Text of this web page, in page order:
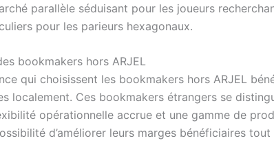
parallèle séduisant pour les joueurs
pour les parieurs hexagonaux.
bookmakers hors ARJEL
qui choisissent les bookmakers hors ARJEL
localement. Ces bookmakers étrangers se
opérationnelle accrue et une gamme de
d’améliorer leurs marges bénéficiaires